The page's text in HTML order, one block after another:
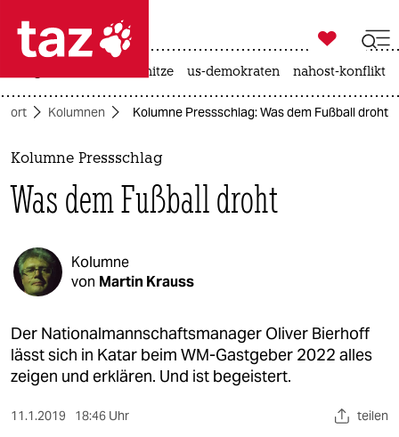
 taz zahl ich
taz zahl ich
themen
politik
öko
gesellschaft
kultur
sport

taz zahl ich
hitze us-demokraten nahost-konflikt
Kolumnen Kolumne Pressschlag: Was dem Fußball droht
Kolumne Pressschlag
Was dem Fußball droht
Kolumne
von Martin Krauss
Der Nationalmannschaftsmanager Oliver Bierhoff
lässt sich in Katar beim WM-Gastgeber 2022 alles
zeigen und erklären. Und ist begeistert.
11.1.2019 18:46 Uhr teilen